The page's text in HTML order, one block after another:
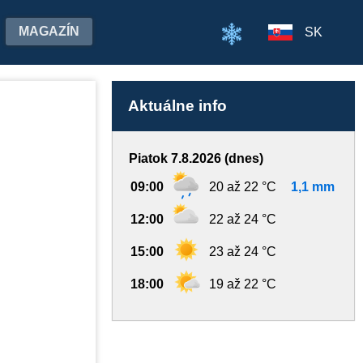
MAGAZÍN SK
Aktuálne info
Piatok 7.8.2026 (dnes)
09:00 20 až 22 °C 1,1 mm
12:00 22 až 24 °C
15:00 23 až 24 °C
18:00 19 až 22 °C